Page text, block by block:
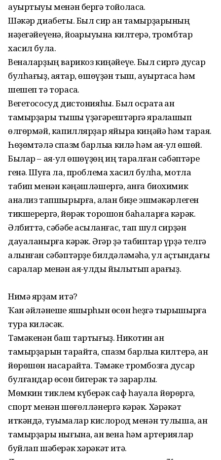
ауыртыуы менән бергә тойоласаҡ.
Шәкәр диабеты. Был сир ҡан тамырҙарының
нәҙегәйеүенә, йоҡарыуына килтерә, тромбтар
хасил була.
Веналарҙың варикоз киңәйеүе. Был сиргә дусар
булһағыҙ, аяҡтар, өшөүҙән тыш, ауыртасаҡ һәм
шешеп тә торасаҡ.
Вегетососуд дистонияһы. Был осраҡта ҡан
тамырҙары тышҡы үҙәгәрештәргә яраҡлашып
өлгөрмәй, капиллярҙар яйыраҡ киңәйә һәм тарая.
Һөҙөмтәлә спазм барлыҡҡа килә һәм аяҡ-ҡул өшөй.
Былар – аяҡ-ҡул өшөүҙөң иң таралған сәбәптәре
генә. Шуға ла, проблема хасил булһа, мотлаҡ
табип менән кәңәшләшергә, ҡанға биохимик
анализ тапшырырға, ҡалҡан биҙе эшмәкәрлеген
тикшерергә, йөрәк торошон баһаларға кәрәк.
Әлбиттә, сәбәбе асыҡланғас, тап шул сирҙән
дауаланырға кәрәк. Әгәр ҙә табиптар үрҙә телгә
алынған сәбәптәрҙе билдәләмәһә, ҡул аҫтындағы
саралар менән аяҡ-ҡулды йылытып ҡарағыҙ.
Нимә ярҙам итә?
Ҡан әйләнеше яҡшырһын өсөн һеҙгә тырышырға
тура киләсәк.
Тәмәкенән баш тартығыҙ. Никотин ҡан
тамырҙарын тарайта, спазм барлыҡҡа килтерә, ҡан
йөрөшөн насарайта. Тәмәке тромбозға дусар
булғандар өсөн бигерәк тә зарарлы.
Мөмкин тиклем күберәк саф һауала йөрөргә,
спорт менән шөғөлләнергә кәрәк. Хәрәкәт
иткәндә, туҡымалар кислород менән тулыша, ҡан
тамырҙары нығына, ҡан вена һәм артериялар
буйлап шәберәк хәрәкәт итә.